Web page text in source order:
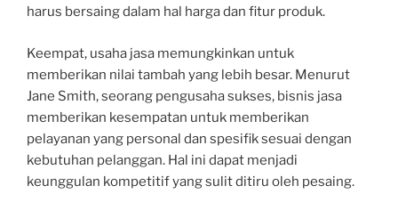
harus bersaing dalam hal harga dan fitur produk.
Keempat, usaha jasa memungkinkan untuk
memberikan nilai tambah yang lebih besar. Menurut
Jane Smith, seorang pengusaha sukses, bisnis jasa
memberikan kesempatan untuk memberikan
pelayanan yang personal dan spesifik sesuai dengan
kebutuhan pelanggan. Hal ini dapat menjadi
keunggulan kompetitif yang sulit ditiru oleh pesaing.